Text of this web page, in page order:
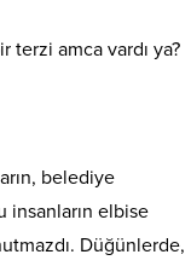
terzi amca vardı ya?
belediye
insanların elbise
Düğünlerde,